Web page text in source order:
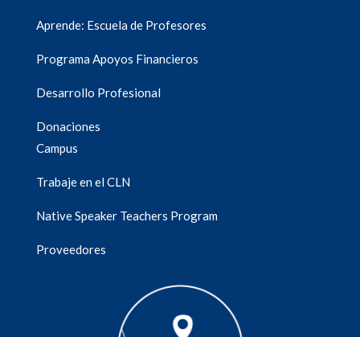
Aprende: Escuela de Profesores
Programa Apoyos Financieros
Desarrollo Profesional
Donaciones
Campus
Trabaje en el CLN
Native Speaker Teachers Program
Proveedores